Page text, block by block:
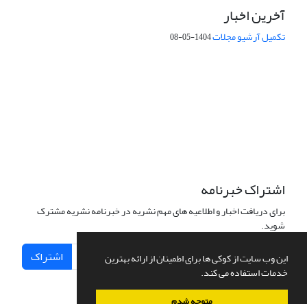
این وب سایت از کوکی ها برای اطمینان از ارائه بهترین
خدمات استفاده می کند.
آخرین اخبار
تکمیل آرشیو مجلات1404-05-08
اشتراک خبرنامه
برای دریافت اخبار و اطلاعیه های مهم نشریه در خبرنامه نشریه مشترک
شوید.
اشتراک